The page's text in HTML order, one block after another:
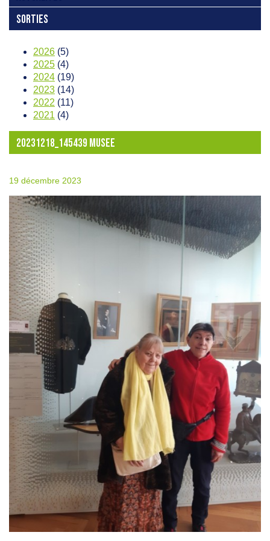
SORTIES
2026 (5)
2025 (4)
2024 (19)
2023 (14)
2022 (11)
2021 (4)
20231218_145439 MUSEE
19 décembre 2023